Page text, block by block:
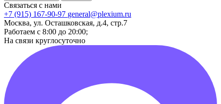
Связаться с нами
+7 (915) 167-90-97 general@plexium.ru
Москва, ул. Осташковская, д.4, стр.7
Работаем с 8:00 до 20:00;
На связи круглосуточно